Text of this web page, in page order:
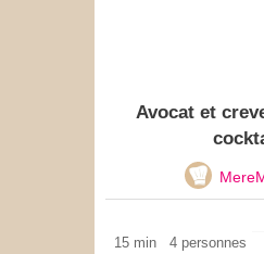
Avocat et
15 min 4 personnes